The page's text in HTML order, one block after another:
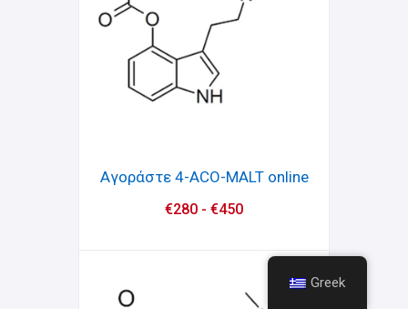
Αγοράστε 4-ACO-MALT online
€280 - €450
Greek